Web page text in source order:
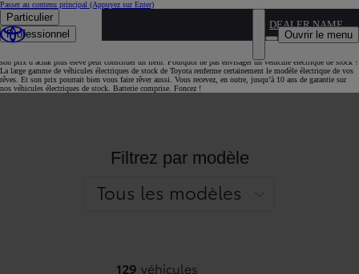
Passer au contenu principal (Appuyez sur Enter)
Particulier
Professionnel
DEALER NAME
Ouvrir le menu
Un véhicule électrique de stock : c’est bien vu !
son prix d’achat plus élevé peut constituer un frein. Pourquoi ne pas envisager un véhicule électrique de stock ?
La large gamme de véhicules électriques de stock de Toyota renferme certainement le modèle électrique de vos
rêves. Et son prix pourrait bien vous faire rêver aussi. Vous recevez, en outre, jusqu’à 10 ans de garantie sur
nos véhicules électriques de stock. Batterie comprise. Foncez !